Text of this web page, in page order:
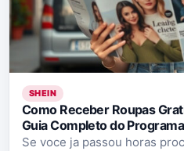
SHEIN
Como Receber Roupas
Guia Completo do
Se voce ja passou horas